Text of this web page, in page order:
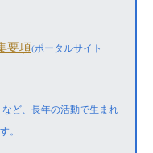
要項(ポータルサイト
ど、長年の活動で生まれ
。